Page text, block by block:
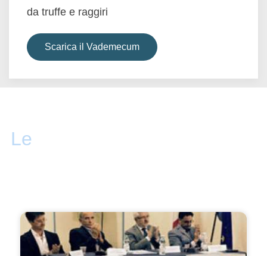
da truffe e raggiri
Scarica il Vademecum
Le